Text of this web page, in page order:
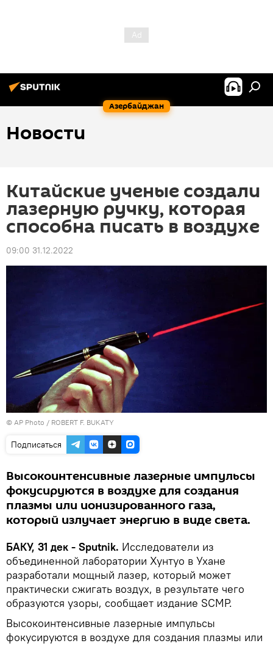
Азербайджан
Новости
Китайские ученые создали
лазерную ручку, которая
способна писать в воздухе
09:00 31.12.2022
© AP Photo / ROBERT F. BUKATY
Подписаться
Высокоинтенсивные лазерные импульсы
фокусируются в воздухе для создания
плазмы или ионизированного газа,
который излучает энергию в виде света.
БАКУ, 31 дек - Sputnik. Исследователи из
объединенной лаборатории Хунтуо в Ухане
разработали мощный лазер, который может
практически сжигать воздух, в результате чего
образуются узоры, сообщает издание SCMP.
Высокоинтенсивные лазерные импульсы
фокусируются в воздухе для создания плазмы или